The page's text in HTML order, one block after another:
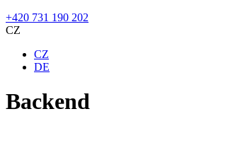
+420 731 190 202
CZ
CZ
DE
Backend